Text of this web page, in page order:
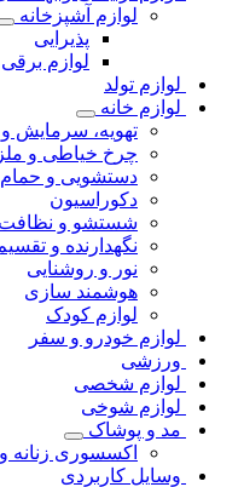
لوازم آشپزخانه
پذیرایی
لوازم برقی
لوازم تولد
لوازم خانه
تهویه، سرمایش
چرخ خیاطی و
دستشویی و حمام
دکوراسیون
شستشو و نظافت
نگهدارنده و
نور و روشنایی
هوشمند سازی
لوازم کودک
لوازم خودرو و سفر
ورزشی
لوازم شخصی
لوازم شوخی
مد و پوشاک
اکسسوری زنانه
وسایل کاربردی